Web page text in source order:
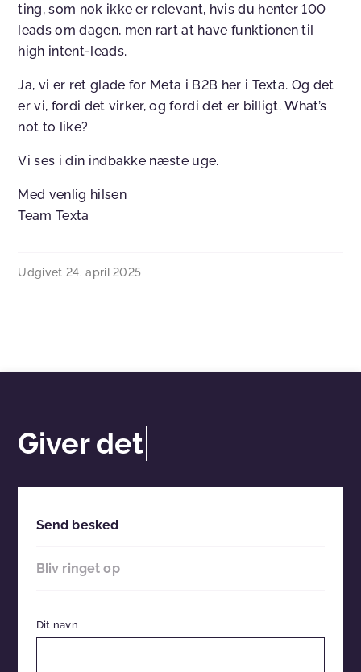
ting, som nok ikke er relevant, hvis du henter 100
leads om dagen, men rart at have funktionen til
high intent-leads.
Ja, vi er ret glade for Meta i B2B her i Texta. Og det
er vi, fordi det virker, og fordi det er billigt. What’s
not to like?
Vi ses i din indbakke næste uge.
Med venlig hilsen
Team Texta
Udgivet 24. april 2025
Giver det
Send besked
Bliv ringet op
Dit navn